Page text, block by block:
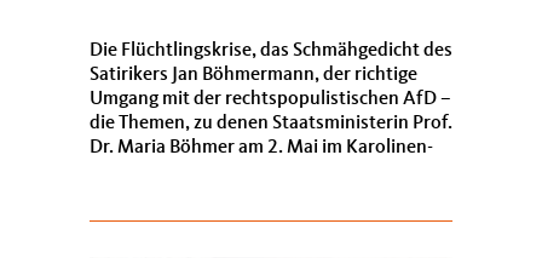
Die Flüchtlingskrise, das Schmähgedicht des
Satirikers Jan Böhmermann, der richtige
Umgang mit der rechtspopulistischen AfD –
die Themen, zu denen Staatsministerin Prof.
Dr. Maria Böhmer am 2. Mai im Karolinen-